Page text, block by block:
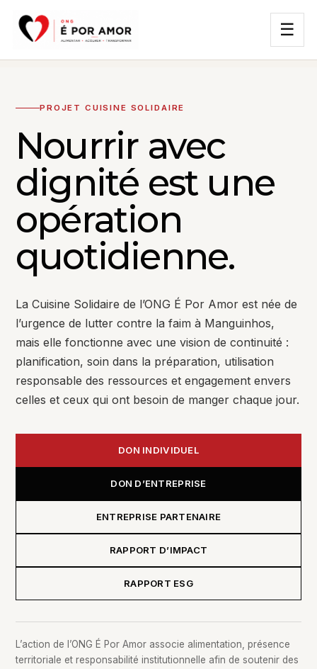
☰
PROJET CUISINE SOLIDAIRE
Nourrir avec
dignité est une
opération
quotidienne.
La Cuisine Solidaire de l’ONG É Por Amor est née de
l’urgence de lutter contre la faim à Manguinhos,
mais elle fonctionne avec une vision de continuité :
planification, soin dans la préparation, utilisation
responsable des ressources et engagement envers
celles et ceux qui ont besoin de manger chaque jour.
DON INDIVIDUEL
DON D’ENTREPRISE
ENTREPRISE PARTENAIRE
RAPPORT D’IMPACT
RAPPORT ESG
L’action de l’ONG É Por Amor associe alimentation, présence
territoriale et responsabilité institutionnelle afin de soutenir des